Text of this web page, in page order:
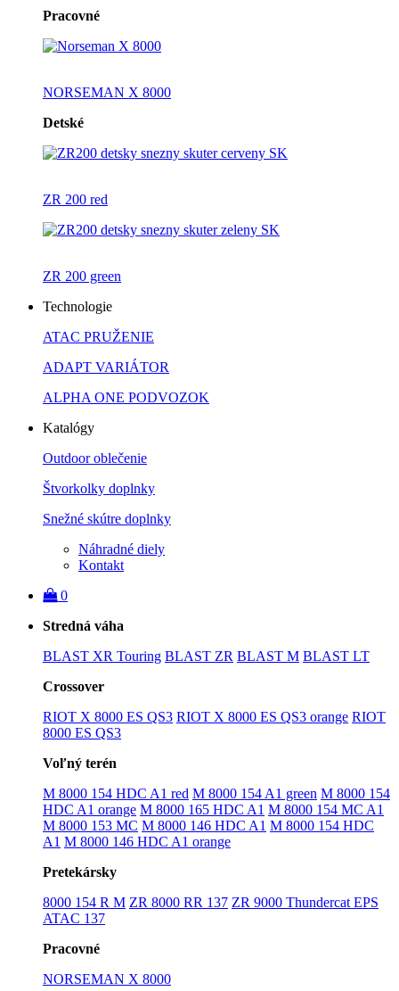
Pracovné
NORSEMAN X 8000
Detské
ZR 200 red
ZR 200 green
Technologie
ATAC PRUŽENIE
ADAPT VARIÁTOR
ALPHA ONE PODVOZOK
Katalógy
Outdoor oblečenie
Štvorkolky doplnky
Snežné skútre doplnky
Náhradné diely
Kontakt
0
Stredná váha
BLAST XR Touring BLAST ZR BLAST M BLAST LT
Crossover
RIOT X 8000 ES QS3 RIOT X 8000 ES QS3 orange RIOT
8000 ES QS3
Voľný terén
M 8000 154 HDC A1 red M 8000 154 A1 green M 8000 154
HDC A1 orange M 8000 165 HDC A1 M 8000 154 MC A1
M 8000 153 MC M 8000 146 HDC A1 M 8000 154 HDC
A1 M 8000 146 HDC A1 orange
Pretekársky
8000 154 R M ZR 8000 RR 137 ZR 9000 Thundercat EPS
ATAC 137
Pracovné
NORSEMAN X 8000